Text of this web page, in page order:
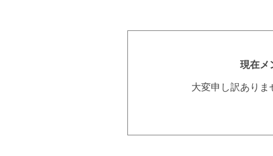
現在メ
大変申し訳あり